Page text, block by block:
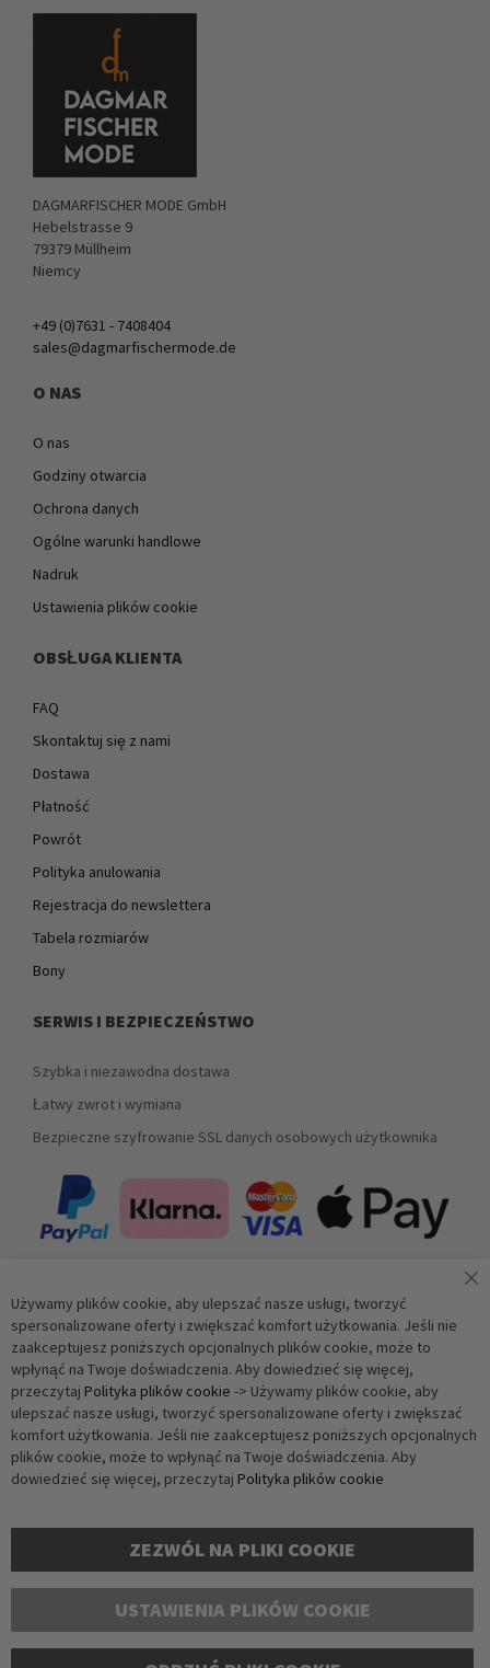
DAGMARFISCHER MODE GmbH
Hebelstrasse 9
79379 Müllheim
Niemcy
+49 (0)7631 - 7408404
sales@dagmarfischermode.de
O NAS
O nas
Godziny otwarcia
Ochrona danych
Ogólne warunki handlowe
Nadruk
Ustawienia plików cookie
OBSŁUGA KLIENTA
FAQ
Skontaktuj się z nami
Dostawa
Płatność
Powrót
Polityka anulowania
Rejestracja do newslettera
Tabela rozmiarów
Bony
SERWIS I BEZPIECZEŃSTWO
Szybka i niezawodna dostawa
Łatwy zwrot i wymiana
Bezpieczne szyfrowanie SSL danych osobowych użytkownika
Zapisz się do newslettera
Subskrybuj
Weryfikacja antybotowa
Kliknij, aby rozpocząć weryfikację
FriendlyCaptcha ⇗
Copyright © 2016-2026 dagmarfischer mode. Wszelkie prawa zastrzeżone. Wszystkie
Używamy plików cookie, aby ulepszać nasze usługi, tworzyć
spersonalizowane oferty i zwiększać komfort użytkowania. Jeśli nie
zaakceptujesz poniższych opcjonalnych plików cookie, może to
wpłynąć na Twoje doświadczenia. Aby dowiedzieć się więcej,
przeczytaj Polityka plików cookie -> Używamy plików cookie, aby
ulepszać nasze usługi, tworzyć spersonalizowane oferty i zwiększać
komfort użytkowania. Jeśli nie zaakceptujesz poniższych opcjonalnych
plików cookie, może to wpłynąć na Twoje doświadczenia. Aby
dowiedzieć się więcej, przeczytaj Polityka plików cookie
ZEZWÓL NA PLIKI COOKIE
USTAWIENIA PLIKÓW COOKIE